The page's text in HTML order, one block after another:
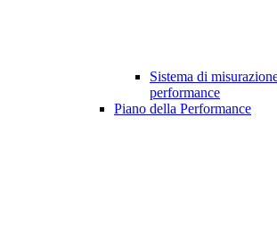
Sistema di
performance
Piano della Performance